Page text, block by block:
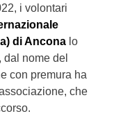
i volontari
di Ancona lo
, dal nome del
con premura ha
che